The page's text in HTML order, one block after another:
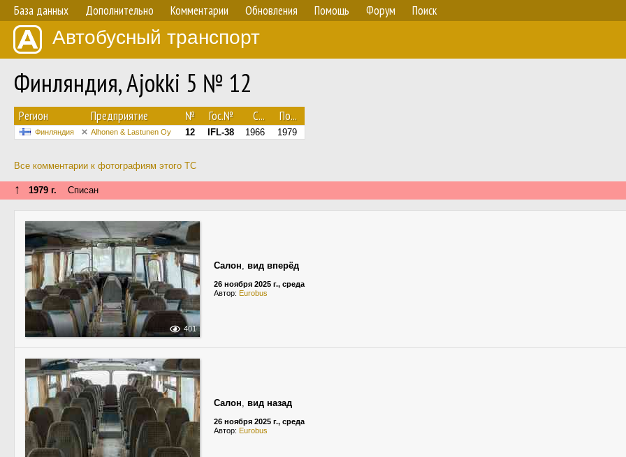
База данных Дополнительно Комментарии Обновления Помощь Форум Поиск
Автобусный транспорт
Финляндия, Ajokki 5 № 12
Регион Предприятие № Гос.№ С... По...
Финляндия Alhonen & Lastunen Oy 12 IFL-38 1966 1979
Все комментарии к фотографиям этого ТС
↑ 1979 г. Списан
401
Салон, вид вперёд
26 ноября 2025 г., среда
Автор: Eurobus
Салон, вид назад
26 ноября 2025 г., среда
Автор: Eurobus